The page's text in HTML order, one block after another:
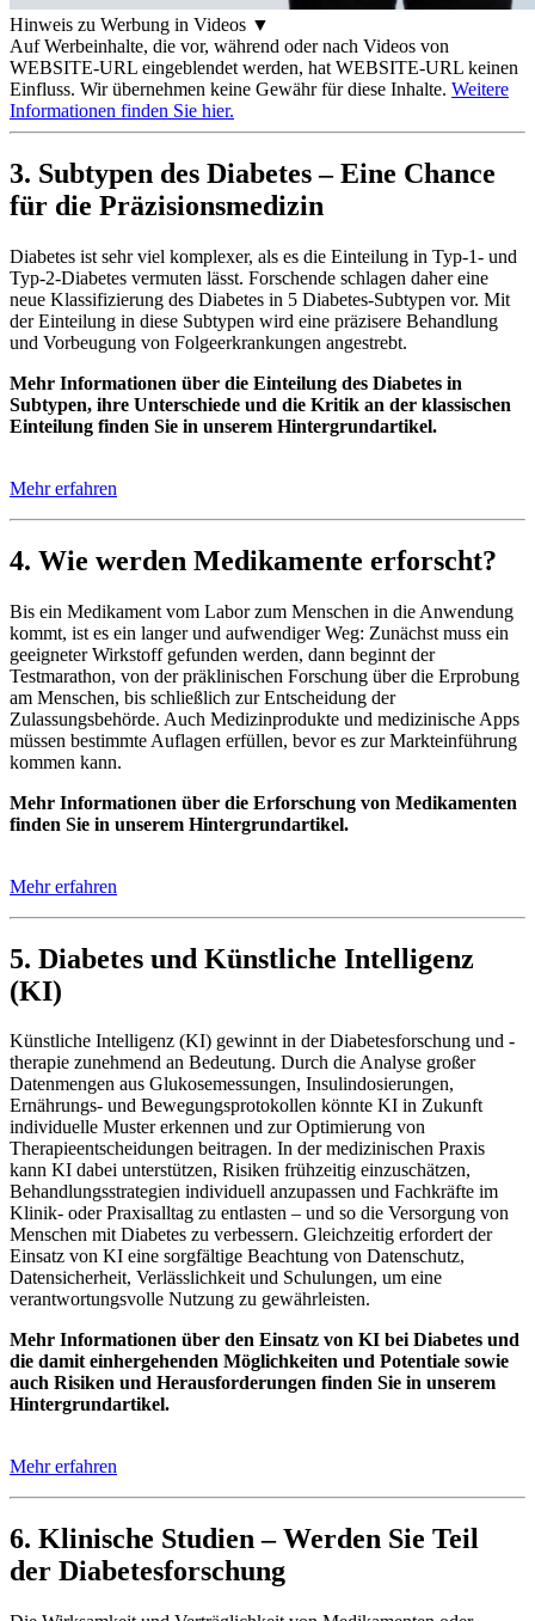
Hinweis zu Werbung in Videos ▼
Auf Werbeinhalte, die vor, während oder nach Videos von
WEBSITE-URL eingeblendet werden, hat WEBSITE-URL keinen
Einfluss. Wir übernehmen keine Gewähr für diese Inhalte. Weitere
Informationen finden Sie hier.
3. Subtypen des Diabetes – Eine Chance
für die Präzisionsmedizin
Diabetes ist sehr viel komplexer, als es die Einteilung in Typ-1- und
Typ-2-Diabetes vermuten lässt. Forschende schlagen daher eine
neue Klassifizierung des Diabetes in 5 Diabetes-Subtypen vor. Mit
der Einteilung in diese Subtypen wird eine präzisere Behandlung
und Vorbeugung von Folgeerkrankungen angestrebt.
Mehr Informationen über die Einteilung des Diabetes in
Subtypen, ihre Unterschiede und die Kritik an der klassischen
Einteilung finden Sie in unserem Hintergrundartikel.
Mehr erfahren
4. Wie werden Medikamente erforscht?
Bis ein Medikament vom Labor zum Menschen in die Anwendung
kommt, ist es ein langer und aufwendiger Weg: Zunächst muss ein
geeigneter Wirkstoff gefunden werden, dann beginnt der
Testmarathon, von der präklinischen Forschung über die Erprobung
am Menschen, bis schließlich zur Entscheidung der
Zulassungsbehörde. Auch Medizinprodukte und medizinische Apps
müssen bestimmte Auflagen erfüllen, bevor es zur Markteinführung
kommen kann.
Mehr Informationen über die Erforschung von Medikamenten
finden Sie in unserem Hintergrundartikel.
Mehr erfahren
5. Diabetes und Künstliche Intelligenz
(KI)
Künstliche Intelligenz (KI) gewinnt in der Diabetesforschung und -
therapie zunehmend an Bedeutung. Durch die Analyse großer
Datenmengen aus Glukosemessungen, Insulindosierungen,
Ernährungs- und Bewegungsprotokollen könnte KI in Zukunft
individuelle Muster erkennen und zur Optimierung von
Therapieentscheidungen beitragen. In der medizinischen Praxis
kann KI dabei unterstützen, Risiken frühzeitig einzuschätzen,
Behandlungsstrategien individuell anzupassen und Fachkräfte im
Klinik- oder Praxisalltag zu entlasten – und so die Versorgung von
Menschen mit Diabetes zu verbessern. Gleichzeitig erfordert der
Einsatz von KI eine sorgfältige Beachtung von Datenschutz,
Datensicherheit, Verlässlichkeit und Schulungen, um eine
verantwortungsvolle Nutzung zu gewährleisten.
Mehr Informationen über den Einsatz von KI bei Diabetes und
die damit einhergehenden Möglichkeiten und Potentiale sowie
auch Risiken und Herausforderungen finden Sie in unserem
Hintergrundartikel.
Mehr erfahren
6. Klinische Studien – Werden Sie Teil
der Diabetesforschung